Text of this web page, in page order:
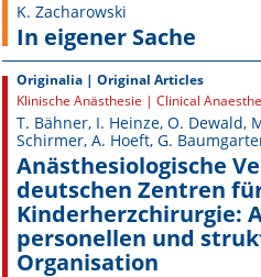
Aktuelle Ausgabe
Leitlinien
Archiv
Supplements
Supplements
Online First
K. Zacharowski
In eigener Sache
Originalia | Original Articles
Klinische Anästhesie | Clinical
T. Bähner, I. Heinze, O. Dewald,
Schirmer, A. Hoeft, G.
Anästhesiologische
deutschen Zentren
Kinderherzchirurgie:
personellen und
Organisation